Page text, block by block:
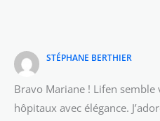
STÉPHANE BERTHIER
Bravo Mariane ! Lifen
hôpitaux avec élégance.